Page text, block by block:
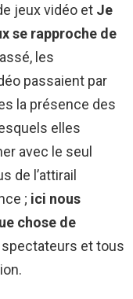
jeux vidéo et Je
se rapproche de
les
passaient par
la présence des
elles
avec le seul
de l’attirail
; ici nous
chose de
et tous